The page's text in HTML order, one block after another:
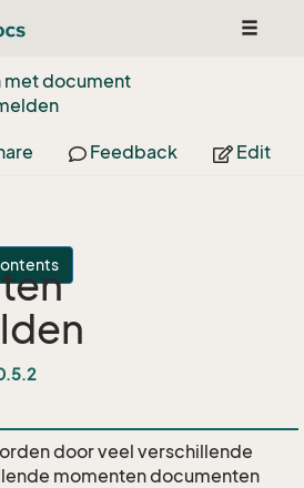
Toggle
met document
Feedback Edit
door veel verschillende
momenten documenten